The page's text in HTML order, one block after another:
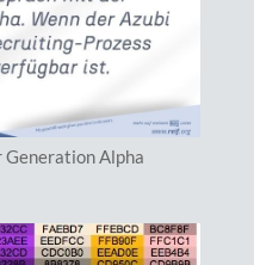
Generation Alpha